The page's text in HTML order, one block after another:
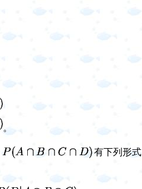
。
有下列形式